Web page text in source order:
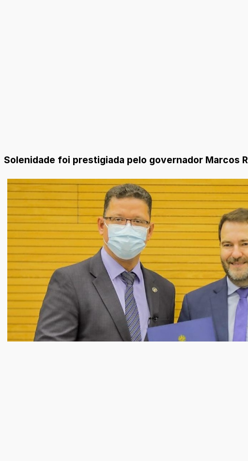
Solenidade foi prestigiada pelo governador Marcos